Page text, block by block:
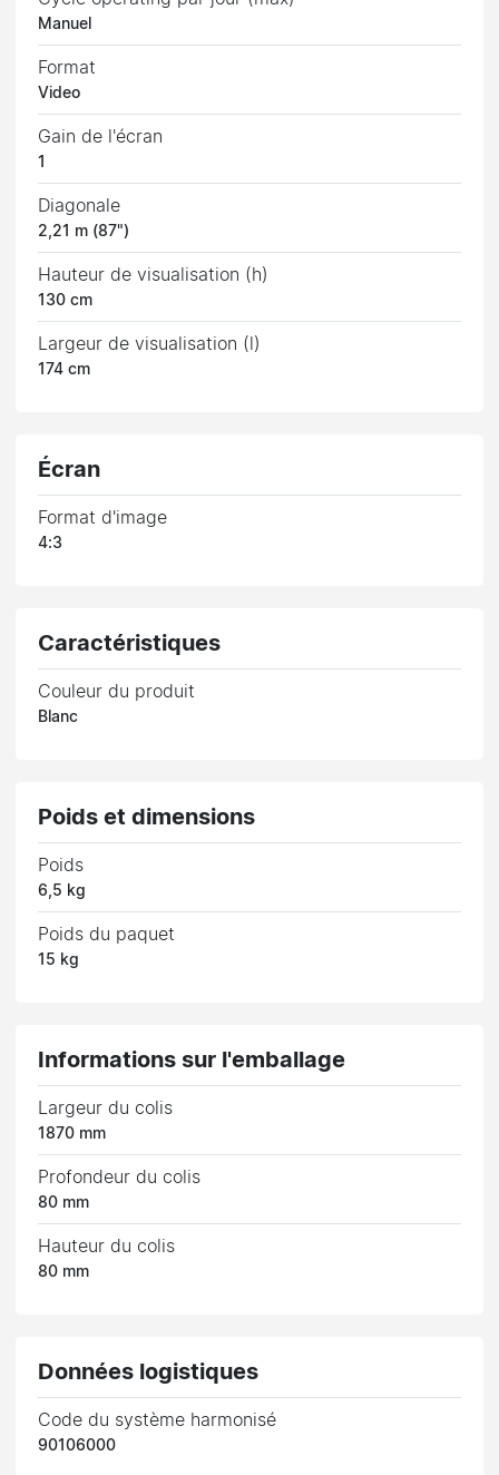
Manuel
Format
Video
Gain de l'écran
1
Diagonale
2,21 m (87")
Hauteur de visualisation (h)
130 cm
Largeur de visualisation (l)
174 cm
Écran
Format d'image
4:3
Caractéristiques
Couleur du produit
Blanc
Poids et dimensions
Poids
6,5 kg
Poids du paquet
15 kg
Informations sur l'emballage
Largeur du colis
1870 mm
Profondeur du colis
80 mm
Hauteur du colis
80 mm
Données logistiques
Code du système harmonisé
90106000